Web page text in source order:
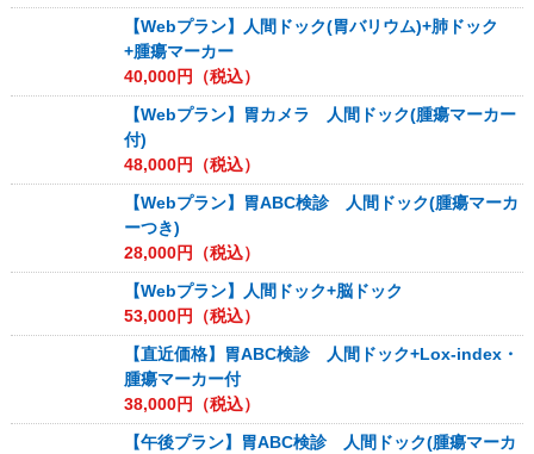
【Webプラン】人間ドック(胃バリウム)+肺ドック
+腫瘍マーカー
40,000円（税込）
【Webプラン】胃カメラ 人間ドック(腫瘍マーカー
付)
48,000円（税込）
【Webプラン】胃ABC検診 人間ドック(腫瘍マーカ
ーつき)
28,000円（税込）
【Webプラン】人間ドック+脳ドック
53,000円（税込）
【直近価格】胃ABC検診 人間ドック+Lox-index・
腫瘍マーカー付
38,000円（税込）
【午後プラン】胃ABC検診 人間ドック(腫瘍マーカ